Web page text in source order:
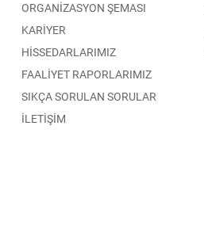
ORGANİZASYON ŞEMASI
KARİYER
HİSSEDARLARIMIZ
FAALİYET RAPORLARIMIZ
SIKÇA SORULAN SORULAR
İLETİŞİM